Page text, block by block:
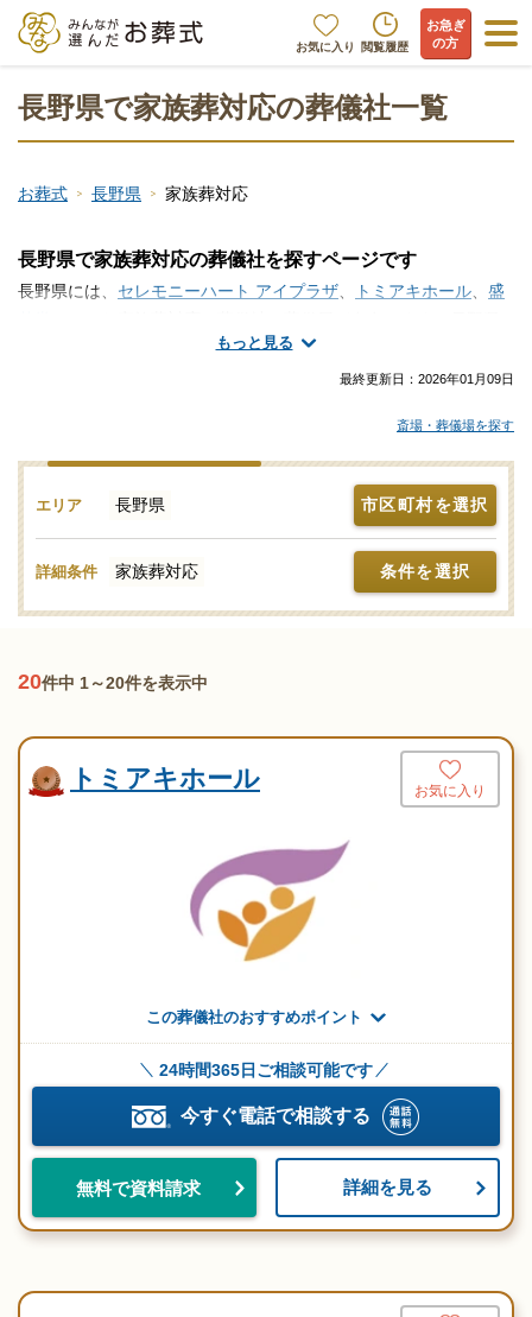
お気に入り 閲覧履歴
お急ぎ
の方
長野県で家族葬対応の葬儀社一覧
お葬式 長野県 家族葬対応
もっと見る
長野県で家族葬対応の葬儀社を探すページです
長野県には、 セレモニーハート アイプラザ、 トミアキホール、 盛
で家族葬に対応してくれる葬儀社・葬儀屋さんをお探しですか？
ご家族と親しい方を中心に、こぢんまりとした葬送の形、家族葬
れる葬儀屋さん選びや安心安全で信頼のおける葬儀会社の評価な
ら、家族葬の情報ポータルサイト「みんなが選んだお葬式」にお
任せください。家族葬にマッチする式場の選定からお身内中心で
行う家族葬に真摯に対応してくれる葬儀社をご案内いたします。
他の広告などで見かける家族葬の広告費用には、式場料金や火葬
場の関係費など、必要な費用が含まれていないことが多く見受け
最終更新日： 2026年01月09日
斎場・葬儀場を探す
エリア 長野県 市区町村を選択
詳細条件 家族葬対応 条件を選択
20件中 1～20件を表示中
トミアキホール お気に入り
この葬儀社のおすすめポイント
24時間365日ご相談可能です
今すぐ電話で相談する
無料で資料請求 詳細を見る